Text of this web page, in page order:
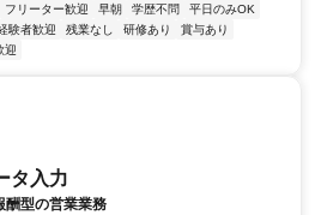
フリーター歓迎 早朝 学歴不問
平日のみOK
験者歓迎 残業なし 研修あり
賞与あり
迎
タ入力
酬型の営業業務